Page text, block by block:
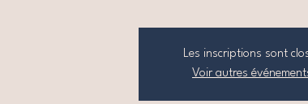
Les inscriptions sont
Voir autres